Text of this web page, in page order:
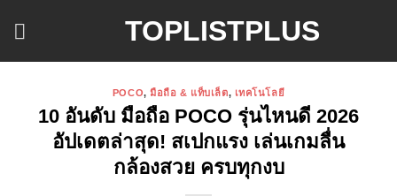
TOPLISTPLUS
POCO,มือถือ & แท็บเล็ต, เทคโนโลยี
10 อันดับ มือถือ POCO รุ่นไหนดี 2026
อัปเดตล่าสุด! สเปกแรง เล่นเกมลื่น
กล้องสวย ครบทุกงบ